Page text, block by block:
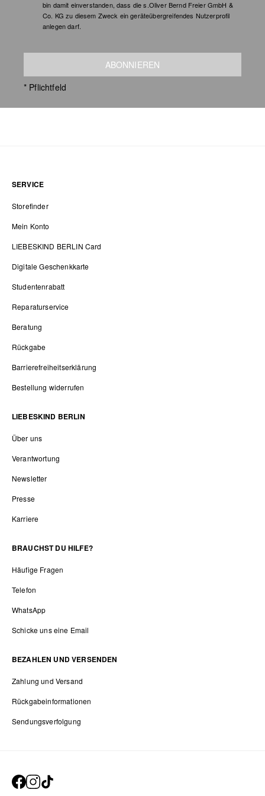
bin damit einverstanden, dass die s.Oliver Bernd Freier GmbH &
Co. KG zu diesem Zweck ein geräteübergreifendes Nutzerprofil
anlegen darf.
ABONNIEREN
* Pflichtfeld
SERVICE
Storefinder
Mein Konto
LIEBESKIND BERLIN Card
Digitale Geschenkkarte
Studentenrabatt
Reparaturservice
Beratung
Rückgabe
Barrierefreiheitserklärung
Bestellung widerrufen
LIEBESKIND BERLIN
Über uns
Verantwortung
Newsletter
Presse
Karriere
BRAUCHST DU HILFE?
Häufige Fragen
Telefon
WhatsApp
Schicke uns eine Email
BEZAHLEN UND VERSENDEN
Zahlung und Versand
Rückgabeinformationen
Sendungsverfolgung